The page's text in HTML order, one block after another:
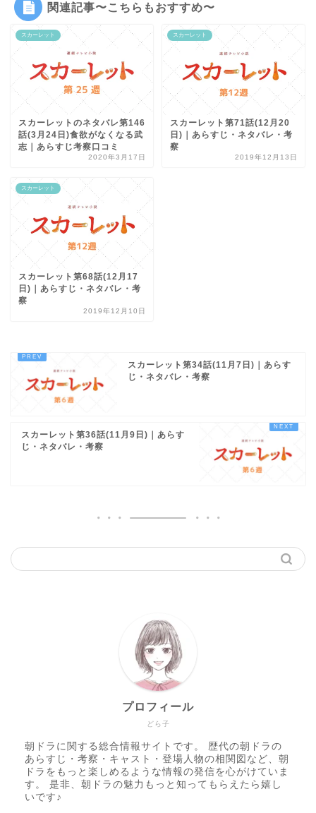
関連記事〜こちらもおすすめ〜
スカーレット
スカーレットのネタバレ第146
話(3月24日)食欲がなくなる武
志｜あらすじ考察口コミ
2020年3月17日
スカーレット
スカーレット第71話(12月20
日)｜あらすじ・ネタバレ・考
察
2019年12月13日
スカーレット
スカーレット第68話(12月17
日)｜あらすじ・ネタバレ・考
察
2019年12月10日
スカーレット第34話(11月7日)｜あらす
じ・ネタバレ・考察
スカーレット第36話(11月9日)｜あらす
じ・ネタバレ・考察
どら子
プロフィール
朝ドラに関する総合情報サイトです。 歴代の朝ドラの
あらすじ・考察・キャスト・登場人物の相関図など、朝
ドラをもっと楽しめるような情報の発信を心がけていま
す。 是非、朝ドラの魅力もっと知ってもらえたら嬉し
いです♪